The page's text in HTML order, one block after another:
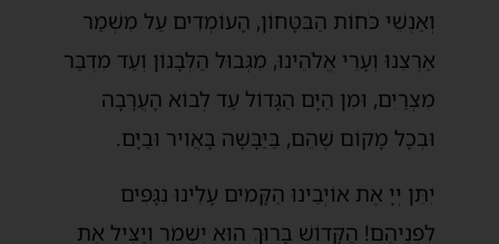
וְאַנְשֵׁי כֹּחוֹת הַבִּטָּחוֹן, הָעוֹמְדִים עַל מִשְׁמַר
אַרְצֵנוּ וְעָרֵי אֱלֹהֵינוּ, מִגְּבוּל הַלְּבָנוֹן וְעַד מִדְבַּר
מִצְרַיִם, וּמִן הַיָּם הַגָּדוֹל עַד לְבוֹא הָעֲרָבָה
וּבְכָל מָקוֹם שֶׁהֵם, בַּיַּבָּשָׁה בָּאֲוִיר וּבַיָּם.
יִתֵּן יְיָ אֶת אוֹיְבֵינוּ הַקָּמִים עָלֵינוּ נִגָּפִים
לִפְנֵיהֶם! הַקָּדוֹשׁ בָּרוּךְ הוּא יִשְׁמֹר וְיַצִּיל אֶת